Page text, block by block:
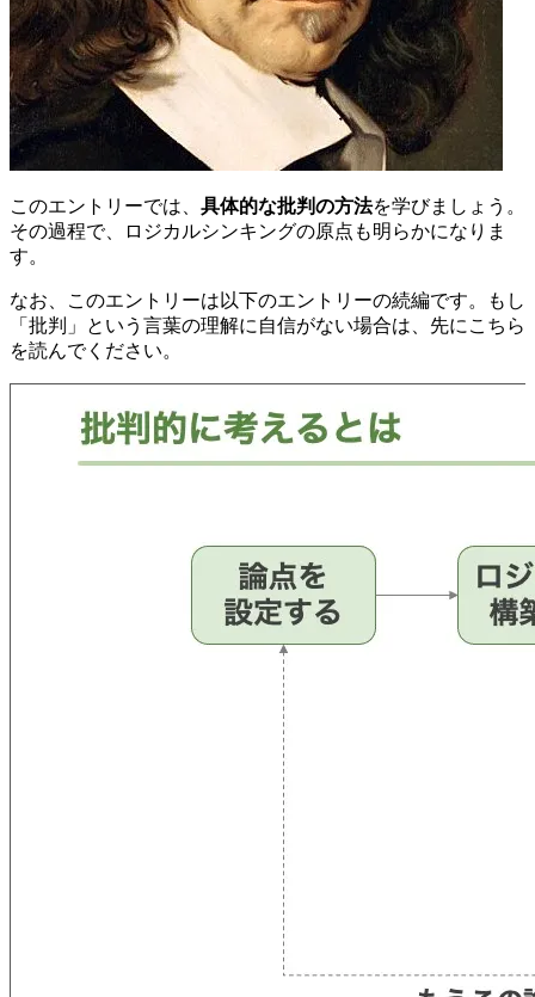
このエントリーでは、 具体的な批判の方法を学びましょう。
その過程で、ロジカルシンキングの原点も明らかになりま
す。
なお、このエントリーは以下のエントリーの続編です。もし
「批判」という言葉の理解に自信がない場合は、先にこちら
を読んでください。